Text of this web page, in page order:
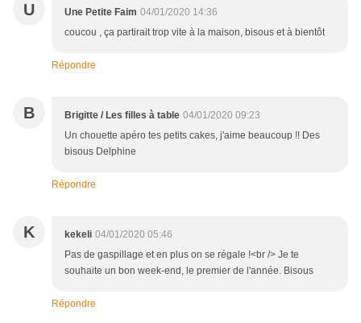
U Une Petite Faim 04/01/2020 14:36
coucou , ça partirait trop vite à la maison, bisous et à bientôt
Répondre
B Brigitte / Les filles à table 04/01/2020 09:23
Un chouette apéro tes petits cakes, j'aime beaucoup !! Des
bisous Delphine
Répondre
K kekeli 04/01/2020 05:46
Pas de gaspillage et en plus on se régale !<br /> Je te
souhaite un bon week-end, le premier de l'année. Bisous
Répondre